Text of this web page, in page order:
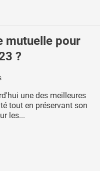
mutuelle pour
?
une des meilleures
tout en préservant son
les...